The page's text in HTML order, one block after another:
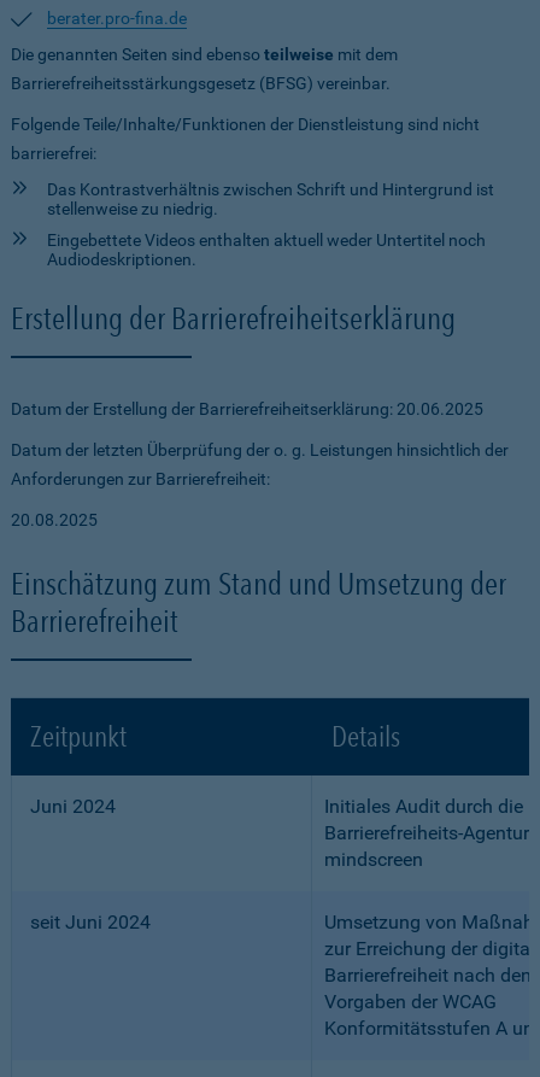
berater.pro-fina.de
Die genannten Seiten sind ebensoteilweise mit dem
Barrierefreiheitsstärkungsgesetz (BFSG) vereinbar.
Folgende Teile/Inhalte/Funktionen der Dienstleistung sind nicht
barrierefrei:
Das Kontrastverhältnis zwischen Schrift und Hintergrund ist
stellenweise zu niedrig.
Eingebettete Videos enthalten aktuell weder Untertitel noch
Audiodeskriptionen.
Erstellung der Barrierefreiheitserklärung
Datum der Erstellung der Barrierefreiheitserklärung: 20.06.2025
Datum der letzten Überprüfung der o. g. Leistungen hinsichtlich der
Anforderungen zur Barrierefreiheit:
20.08.2025
Einschätzung zum Stand und Umsetzung der
Barrierefreiheit
Zeitpunkt Details
Juni 2024
Initiales Audit durch die
Barrierefreiheits-Agentur
mindscreen
seit Juni 2024
Umsetzung von
zur Erreichung der
Barrierefreiheit nach den
Vorgaben der WCAG
Konformitätsstufen A